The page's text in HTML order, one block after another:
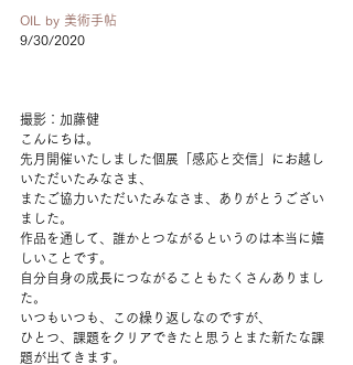
OIL by 美術手帖
9/30/2020
撮影：加藤健
こんにちは。
​先月開催いたしました個展「感応と交信」にお越し
いただいたみなさま、
またご協力いただいたみなさま、ありがとうござい
ました。
作品を通して、誰かとつながるというのは本当に嬉
しいことです。
自分自身の成長につながることもたくさんありまし
た。
いつもいつも、この繰り返しなのですが、
ひとつ、課題をクリアできたと思うとまた新たな課
題が出てきます。